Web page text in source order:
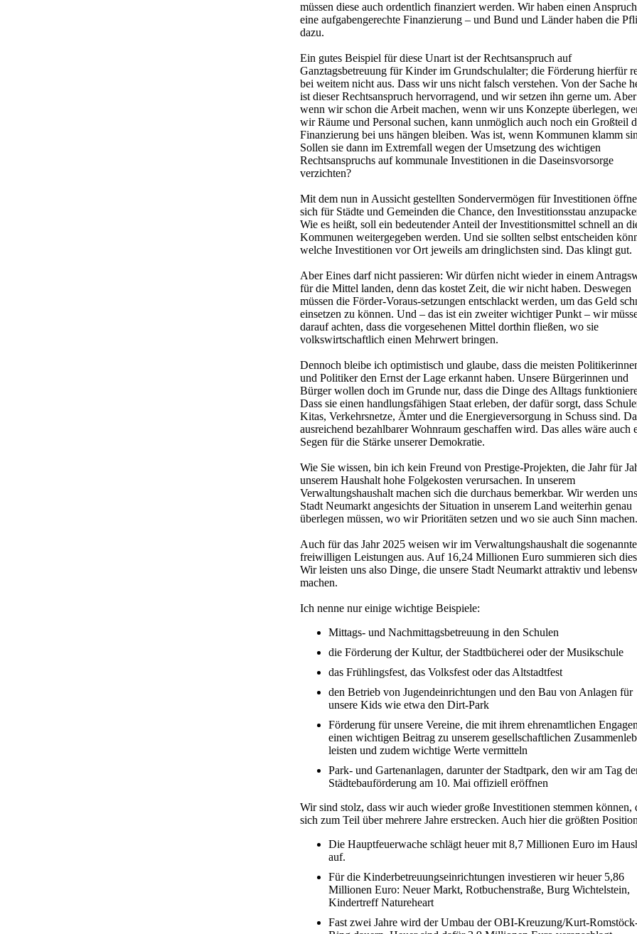
müssen diese auch ordentlich finanziert werden. Wir haben einen
eine aufgabengerechte Finanzierung – und Bund und Länder haben die
dazu.
Ein gutes Beispiel für diese Unart ist der Rechtsanspruch auf
Ganztagsbetreuung für Kinder im Grundschulalter; die Förderung hierfür
bei weitem nicht aus. Dass wir uns nicht falsch verstehen. Von der Sache
ist dieser Rechtsanspruch hervorragend, und wir setzen ihn gerne um. Aber
wenn wir schon die Arbeit machen, wenn wir uns Konzepte überlegen,
wir Räume und Personal suchen, kann unmöglich auch noch ein Großteil
Finanzierung bei uns hängen bleiben. Was ist, wenn Kommunen klamm
Sollen sie dann im Extremfall wegen der Umsetzung des wichtigen
Rechtsanspruchs auf kommunale Investitionen in die Daseinsvorsorge
verzichten?
Mit dem nun in Aussicht gestellten Sondervermögen für Investitionen
sich für Städte und Gemeinden die Chance, den Investitionsstau
Wie es heißt, soll ein bedeutender Anteil der Investitionsmittel schnell an
Kommunen weitergegeben werden. Und sie sollten selbst entscheiden
welche Investitionen vor Ort jeweils am dringlichsten sind. Das klingt gut.
Aber Eines darf nicht passieren: Wir dürfen nicht wieder in einem
für die Mittel landen, denn das kostet Zeit, die wir nicht haben. Deswegen
müssen die Förder-Voraus-setzungen entschlackt werden, um das Geld
einsetzen zu können. Und – das ist ein zweiter wichtiger Punkt – wir
darauf achten, dass die vorgesehenen Mittel dorthin fließen, wo sie
volkswirtschaftlich einen Mehrwert bringen.
Dennoch bleibe ich optimistisch und glaube, dass die meisten
und Politiker den Ernst der Lage erkannt haben. Unsere Bürgerinnen und
Bürger wollen doch im Grunde nur, dass die Dinge des Alltags
Dass sie einen handlungsfähigen Staat erleben, der dafür sorgt, dass
Kitas, Verkehrsnetze, Ämter und die Energieversorgung in Schuss sind.
ausreichend bezahlbarer Wohnraum geschaffen wird. Das alles wäre auch
Segen für die Stärke unserer Demokratie.
Wie Sie wissen, bin ich kein Freund von Prestige-Projekten, die Jahr für
unserem Haushalt hohe Folgekosten verursachen. In unserem
Verwaltungshaushalt machen sich die durchaus bemerkbar. Wir werden
Stadt Neumarkt angesichts der Situation in unserem Land weiterhin genau
überlegen müssen, wo wir Prioritäten setzen und wo sie auch Sinn machen.
Auch für das Jahr 2025 weisen wir im Verwaltungshaushalt die
freiwilligen Leistungen aus. Auf 16,24 Millionen Euro summieren sich
Wir leisten uns also Dinge, die unsere Stadt Neumarkt attraktiv und
machen.
Ich nenne nur einige wichtige Beispiele:
Mittags- und Nachmittagsbetreuung in den Schulen
die Förderung der Kultur, der Stadtbücherei oder der Musikschule
das Frühlingsfest, das Volksfest oder das Altstadtfest
den Betrieb von Jugendeinrichtungen und den Bau von Anlagen für
unsere Kids wie etwa den Dirt-Park
Förderung für unsere Vereine, die mit ihrem ehrenamtlichen
einen wichtigen Beitrag zu unserem gesellschaftlichen
leisten und zudem wichtige Werte vermitteln
Park- und Gartenanlagen, darunter der Stadtpark, den wir am Tag
Städtebauförderung am 10. Mai offiziell eröffnen
Wir sind stolz, dass wir auch wieder große Investitionen stemmen können,
sich zum Teil über mehrere Jahre erstrecken. Auch hier die größten
Die Hauptfeuerwache schlägt heuer mit 8,7 Millionen Euro im
auf.
Für die Kinderbetreuungseinrichtungen investieren wir heuer 5,86
Millionen Euro: Neuer Markt, Rotbuchenstraße, Burg Wichtelstein,
Kindertreff Natureheart
Fast zwei Jahre wird der Umbau der OBI-Kreuzung/Kurt-